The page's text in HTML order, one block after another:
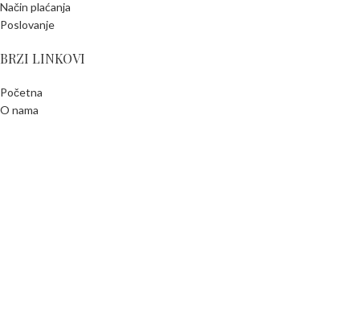
Način plaćanja
Poslovanje
BRZI LINKOVI
Početna
O nama